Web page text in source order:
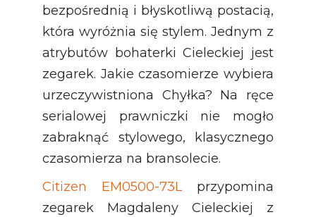
bezpośrednią i błyskotliwą postacią,
która wyróżnia się stylem. Jednym z
atrybutów bohaterki Cieleckiej jest
zegarek. Jakie czasomierze wybiera
urzeczywistniona Chyłka? Na ręce
serialowej prawniczki nie mogło
zabraknąć stylowego, klasycznego
czasomierza na bransolecie.
Citizen EM0500-73Lprzypomina
zegarek Magdaleny Cieleckiej z